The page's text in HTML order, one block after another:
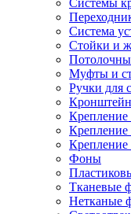
Системы
Система
Стойки и
Муфты и
Ручки для
Крепление
Крепление
Фоны
Тканевые
Нетканые